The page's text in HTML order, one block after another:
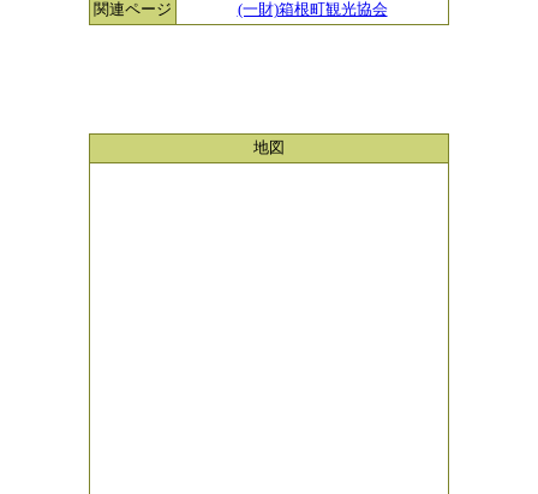
関連ページ
(一財)箱根町観光協会
地図